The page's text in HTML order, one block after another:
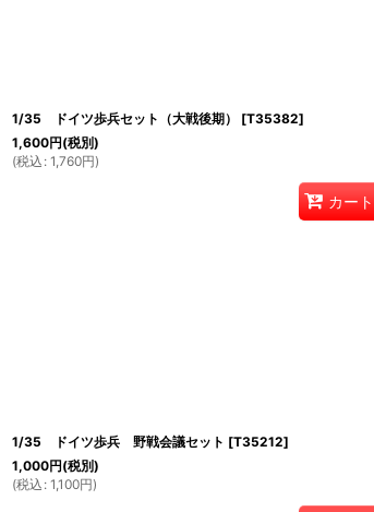
1/35 ドイツ歩兵セット（大戦後期） [T35382]
1,600円(税別)
(税込 : 1,760円)
カー
1/35 ドイツ歩兵 野戦会議セット [T35212]
1,000円(税別)
(税込 : 1,100円)